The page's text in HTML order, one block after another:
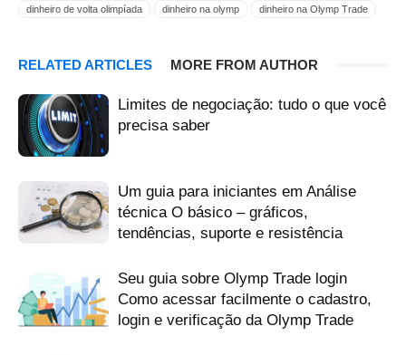
dinheiro de volta olimpíada
dinheiro na olymp
dinheiro na Olymp Trade
olymptrade dinheiro de volta
puxar dinheiro olimpíada
recuperar dinheiro olimpíada
retirar bônus olimpíada
retire olimpíada
skrill carteira eletrônica olymptrade
tomar dinheiro olimpíada
RELATED ARTICLES MORE FROM AUTHOR
Limites de negociação: tudo o que você
precisa saber
Um guia para iniciantes em Análise
técnica O básico – gráficos,
tendências, suporte e resistência
Seu guia sobre Olymp Trade login
Como acessar facilmente o cadastro,
login e verificação da Olymp Trade